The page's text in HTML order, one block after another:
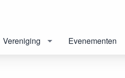
Vereniging Evenementen